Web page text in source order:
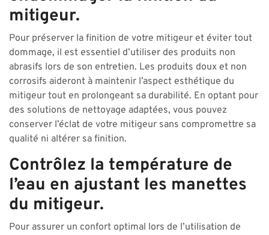
mitigeur.
Pour préserver la finition de votre mitigeur et éviter tout
dommage, il est essentiel d’utiliser des produits non
abrasifs lors de son entretien. Les produits doux et non
corrosifs aideront à maintenir l’aspect esthétique du
mitigeur tout en prolongeant sa durabilité. En optant pour
des solutions de nettoyage adaptées, vous pouvez
conserver l’éclat de votre mitigeur sans compromettre sa
qualité ni altérer sa finition.
Contrôlez la température de
l’eau en ajustant les manettes
du mitigeur.
Pour assurer un confort optimal lors de l’utilisation de